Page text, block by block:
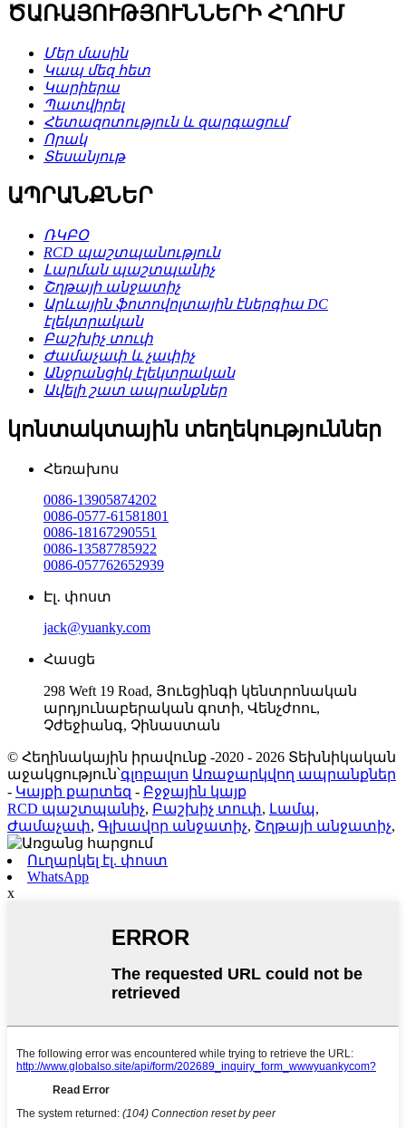
ԾԱՌԱՅՈՒԹՅՈՒՆՆԵՐԻ ՀՂՈՒՄ
Մեր մասին
Կապ մեզ հետ
Կարիերա
Պատվիրել
Հետազոտություն և զարգացում
Որակ
Տեսանյութ
ԱՊՐԱՆՔՆԵՐ
ՌԿԲՕ
RCD պաշտպանություն
Լարման պաշտպանիչ
Շղթայի անջատիչ
Արևային ֆոտովոլտային էներգիա DC
էլեկտրական
Բաշխիչ տուփ
Ժամաչափ և չափիչ
Անջրանցիկ էլեկտրական
Ավելի շատ ապրանքներ
կոնտակտային տեղեկություններ
Հեռախոս
0086-13905874202
0086-0577-61581801
0086-18167290551
0086-13587785922
0086-057762652939
Էլ․ փոստ
jack@yuanky.com
Հասցե
298 Weft 19 Road, Յուեցինգի կենտրոնական
արդյունաբերական գոտի, Վենչժոու,
Չժեջիանգ, Չինաստան
© Հեղինակային իրավունք -2020 - 2026 Տեխնիկական
աջակցություն՝գլոբալսո Առաջարկվող ապրանքներ
- Կայքի քարտեզ - Բջջային կայք
RCD պաշտպանիչ, Բաշխիչ տուփ, Լամպ,
Ժամաչափ, Գլխավոր անջատիչ, Շղթայի անջատիչ,
Ուղարկել էլ. փոստ
WhatsApp
x